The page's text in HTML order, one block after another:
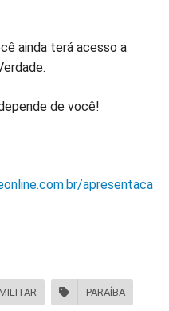
ainda terá acesso a
de você!
apresentaca
PARAÍBA